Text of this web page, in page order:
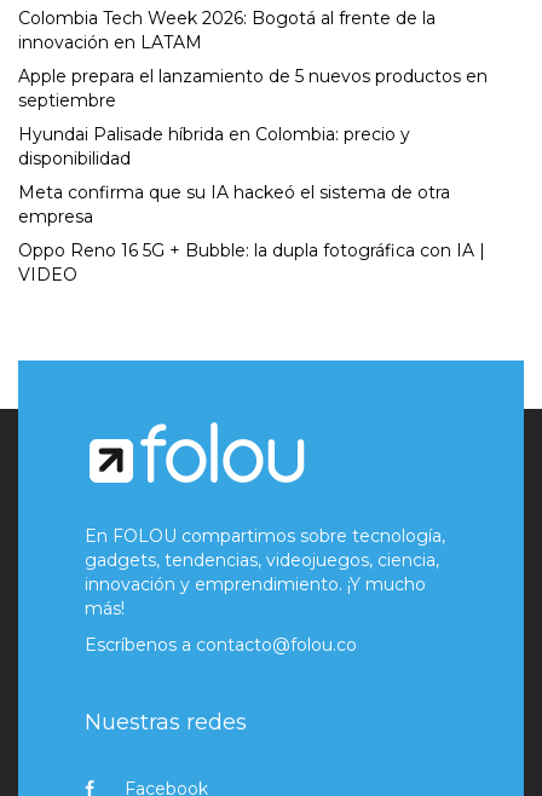
Colombia Tech Week 2026: Bogotá al frente de la
innovación en LATAM
Apple prepara el lanzamiento de 5 nuevos productos en
septiembre
Hyundai Palisade híbrida en Colombia: precio y
disponibilidad
Meta confirma que su IA hackeó el sistema de otra
empresa
Oppo Reno 16 5G + Bubble: la dupla fotográfica con IA |
VIDEO
En FOLOU compartimos sobre tecnología,
gadgets, tendencias, videojuegos, ciencia,
innovación y emprendimiento. ¡Y mucho
más!
Escríbenos a contacto@folou.co
Nuestras redes
Facebook